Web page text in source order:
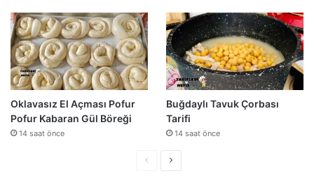
Oklavasız El Açması Pofur
Pofur Kabaran Gül Böreği
14 saat önce
Buğdaylı Tavuk Çorbası
Tarifi
14 saat önce
ÖncekiSonraki